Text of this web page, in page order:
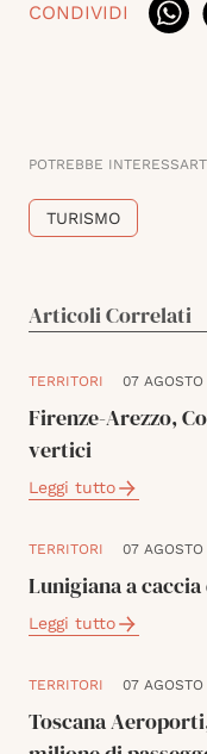
CONDIVIDI
POTREBBE
TURISMO
Articoli Correlati
TERRITORI 07
Firenze-Arezzo,
vertici
Leggi tutto
TERRITORI 07
Lunigiana a
Leggi tutto
TERRITORI 07
Toscana